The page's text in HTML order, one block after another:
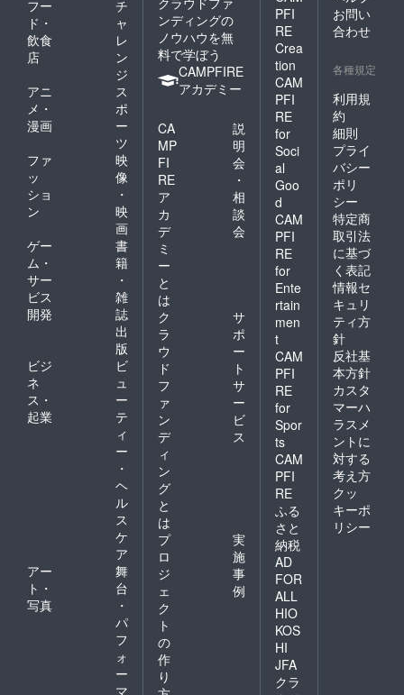
了承の
上ご購
入お願
ます。
感謝の
気持ち
をメー
ルで送
りま
す、僕
が飼っ
ている
幸運の
ハート
柄の猫
ちゃん
の写真
（支援
者一人
ずつに
違う写
真を送
す） こ
の商品
はお試
し用の
為宅急
便コン
パクト
での発
送とな
りま
す、ご
了承く
によっ
ては芽
が出る
ります
が、
ジャガ
イモと
は違い
毒性は
無いの
で、芽
を取り
除けば
問題な
く食べ
られま
す。 適
切に保
存して
頂けれ
ば1か月
は持ち
ます。
感謝の
気持ち
をメー
ルで送
りま
す、僕
が飼っ
ている
幸運の
ハート
柄の猫
ちゃん
の写真
す、老
若男女
問わず
です。
法な
ど：到
着後は
１３〜
１５℃
の間の
温度が
保存に
適した
温度で
す。さ
らに暗
所での
保存で
芽が出
るのを
遅らせ
る事が
できま
す。 １
０℃以
下にな
ると寒
さで腐
敗が始
まりま
す、冷
蔵庫に
入れる
と低温
障害が
には自
信があ
品種の
安納芋
【紅】
です、
個人的
に一番
美味し
い品種
だと思
いま
す、老
若男女
問わず
大人気
です。
#保存方
ど：到
着後は
１３〜
１５℃
の間の
温度が
保存に
適した
温度で
す。さ
らに暗
所での
保存で
芽が出
るのを
ます、
ご了承
くださ
程や内
相談は
メール
にて行
いま
す。 感
謝の気
持ちを
メール
で送り
ます、
僕が
飼って
いる幸
運の
ハート
柄の猫
ちゃん
の写真
付き
（支援
者一人
ずつに
違う写
真を送
す）
フー
ド・
飲食
店
チ
ャ
レ
ン
ジ
アニ
メ・
漫画
ス
ポ
ー
ツ
ファ
ッ
ショ
ン
映
像
・
映
画
ゲー
ム・
サー
ビス
開発
書
籍
・
雑
誌
出
版
ビジ
ネ
ス・
起業
ビ
ュ
ー
テ
ィ
ー
・
ヘ
ル
ス
ケ
ア
アー
ト・
写真
舞
台
・
パ
フ
ォ
ー
マ
ンディングの
ノウハウを無
料で学ぼう
CAMPFIRE
アカデミー
CA
MP
FI
RE
ア
カ
デ
ミ
ー
と
は
説
明
会
・
相
談
会
ク
ラ
ウ
ド
フ
ァ
ン
デ
ィ
ン
グ
と
は
サ
ポ
ー
ト
サ
ー
ビ
ス
プ
ロ
ジ
ェ
ク
ト
の
作
り
実
施
事
例
PFI
RE
Crea
tion
CAM
PFI
RE
for
Soci
al
Goo
d
CAM
PFI
RE
for
Ente
rtain
men
t
CAM
PFI
RE
for
Spor
ts
CAM
PFI
RE
ふる
さと
納税
AD
FOR
ALL
HIO
KOS
HI
JFA
クラ
お問い
合わせ
各種規定
利用規
約
細則
プライ
バシー
ポリ
シー
特定商
取引法
に基づ
く表記
情報セ
キュリ
ティ方
針
反社基
本方針
カスタ
マーハ
ラスメ
ントに
対する
考え方
クッ
キーポ
リシー